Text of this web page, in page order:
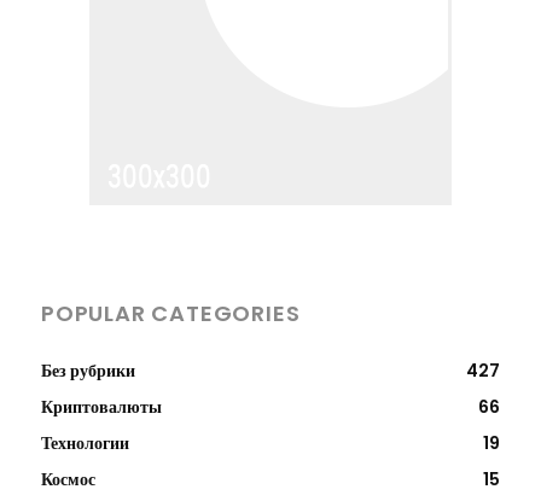
POPULAR CATEGORIES
Без рубрики
427
Криптовалюты
66
Технологии
19
Космос
15